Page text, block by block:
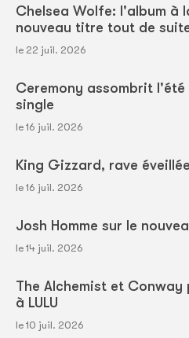
Chelsea Wolfe: l'album à
nouveau titre tout de
le 22 juil. 2026
Ceremony assombrit l'été
single
le 16 juil. 2026
King Gizzard, rave éveillée
le 16 juil. 2026
Josh Homme sur le
le 14 juil. 2026
The Alchemist et
à LULU
le 10 juil. 2026